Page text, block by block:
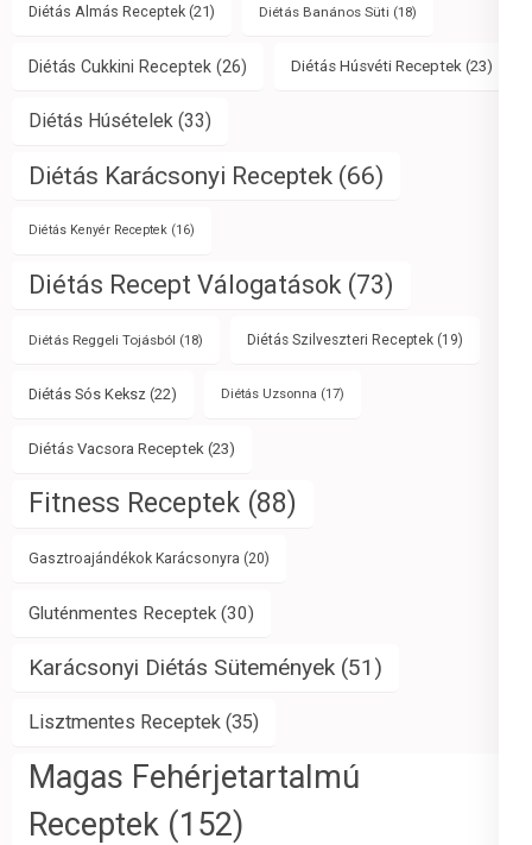
Diétás Almás Receptek (21) Diétás Banános Süti (18)
Diétás Cukkini Receptek (26) Diétás Húsvéti Receptek (23)
Diétás Húsételek (33)
Diétás Karácsonyi Receptek (66)
Diétás Kenyér Receptek (16)
Diétás Recept Válogatások (73)
Diétás Reggeli Tojásból (18) Diétás Szilveszteri Receptek (19)
Diétás Sós Keksz (22) Diétás Uzsonna (17)
Diétás Vacsora Receptek (23)
Fitness Receptek (88)
Gasztroajándékok Karácsonyra (20)
Gluténmentes Receptek (30)
Karácsonyi Diétás Sütemények (51)
Lisztmentes Receptek (35)
Magas Fehérjetartalmú
Receptek (152)